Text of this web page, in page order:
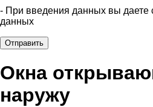
- При введения данных вы даете
данных
Отправить
Окна
наружу